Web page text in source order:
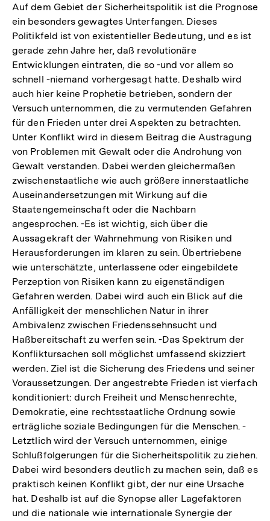
Auf dem Gebiet der Sicherheitspolitik ist die Prognose
ein besonders gewagtes Unterfangen. Dieses
Politikfeld ist von existentieller Bedeutung, und es ist
gerade zehn Jahre her, daß revolutionäre
Entwicklungen eintraten, die so -und vor allem so
schnell -niemand vorhergesagt hatte. Deshalb wird
auch hier keine Prophetie betrieben, sondern der
Versuch unternommen, die zu vermutenden Gefahren
für den Frieden unter drei Aspekten zu betrachten.
Unter Konflikt wird in diesem Beitrag die Austragung
von Problemen mit Gewalt oder die Androhung von
Gewalt verstanden. Dabei werden gleichermaßen
zwischenstaatliche wie auch größere innerstaatliche
Auseinandersetzungen mit Wirkung auf die
Staatengemeinschaft oder die Nachbarn
angesprochen. -Es ist wichtig, sich über die
Aussagekraft der Wahrnehmung von Risiken und
Herausforderungen im klaren zu sein. Übertriebene
wie unterschätzte, unterlassene oder eingebildete
Perzeption von Risiken kann zu eigenständigen
Gefahren werden. Dabei wird auch ein Blick auf die
Anfälligkeit der menschlichen Natur in ihrer
Ambivalenz zwischen Friedenssehnsucht und
Haßbereitschaft zu werfen sein. -Das Spektrum der
Konfliktursachen soll möglichst umfassend skizziert
werden. Ziel ist die Sicherung des Friedens und seiner
Voraussetzungen. Der angestrebte Frieden ist vierfach
konditioniert: durch Freiheit und Menschenrechte,
Demokratie, eine rechtsstaatliche Ordnung sowie
erträgliche soziale Bedingungen für die Menschen. -
Letztlich wird der Versuch unternommen, einige
Schlußfolgerungen für die Sicherheitspolitik zu ziehen.
Dabei wird besonders deutlich zu machen sein, daß es
praktisch keinen Konflikt gibt, der nur eine Ursache
hat. Deshalb ist auf die Synopse aller Lagefaktoren
und die nationale wie internationale Synergie der